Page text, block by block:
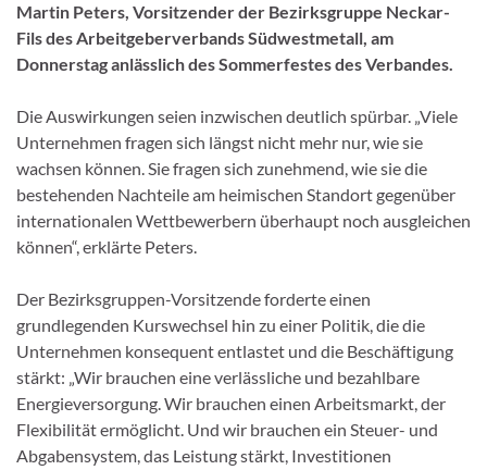
Martin Peters, Vorsitzender der Bezirksgruppe Neckar-
Fils des Arbeitgeberverbands Südwestmetall, am
Donnerstag anlässlich des Sommerfestes des Verbandes.
Die Auswirkungen seien inzwischen deutlich spürbar. „Viele
Unternehmen fragen sich längst nicht mehr nur, wie sie
wachsen können. Sie fragen sich zunehmend, wie sie die
bestehenden Nachteile am heimischen Standort gegenüber
internationalen Wettbewerbern überhaupt noch ausgleichen
können“, erklärte Peters.
Der Bezirksgruppen-Vorsitzende forderte einen
grundlegenden Kurswechsel hin zu einer Politik, die die
Unternehmen konsequent entlastet und die Beschäftigung
stärkt: „Wir brauchen eine verlässliche und bezahlbare
Energieversorgung. Wir brauchen einen Arbeitsmarkt, der
Flexibilität ermöglicht. Und wir brauchen ein Steuer- und
Abgabensystem, das Leistung stärkt, Investitionen